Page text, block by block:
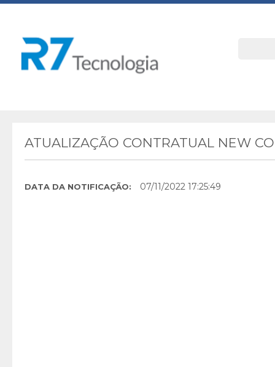
ATUALIZAÇÃO CONTRATUAL NEW
DATA DA NOTIFICAÇÃO: 07/11/2022 17:25:49